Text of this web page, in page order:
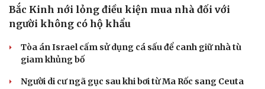
Bắc Kinh nới lỏng điều kiện mua nhà đối với
người không có hộ khẩu
Tòa án Israel cấm sử dụng cá sấu để canh giữ nhà tù
giam khủng bố
Người di cư ngã gục sau khi bơi từ Ma Rốc sang Ceuta